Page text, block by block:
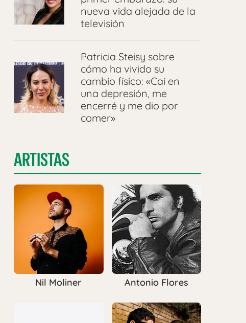
nueva vida alejada de la
televisión
Patricia Steisy sobre
cómo ha vivido su
cambio físico: «Caí en
una depresión, me
encerré y me dio por
comer»
ARTISTAS
Nil Moliner Antonio Flores